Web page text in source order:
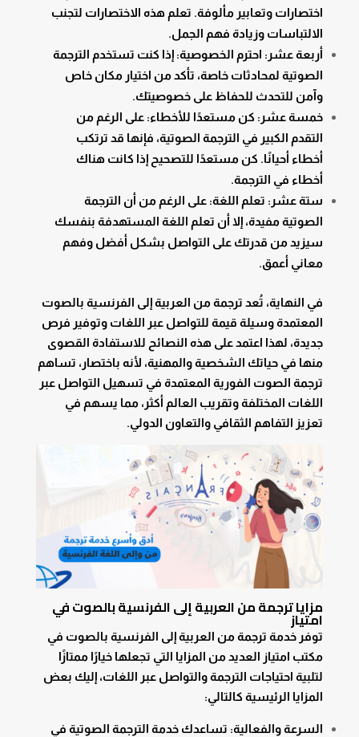
اختصارات وتعابير مألوفة. تعلم هذه الاختصارات لتجنب
الالتباسات وزيادة فهم الجمل.
أربعة عشر: احترم الخصوصية: إذا كنت تستخدم الترجمة
الصوتية لمحادثات خاصة، تأكد من اختيار مكان خاص
وآمن للتحدث للحفاظ على خصوصيتك.
خمسة عشر: كن مستعدًا للأخطاء: على الرغم من
التقدم الكبير في الترجمة الصوتية، فإنها قد ترتكب
أخطاء أحيانًا. كن مستعدًا للتصحيح إذا كانت هناك
أخطاء في الترجمة.
ستة عشر: تعلم اللغة: على الرغم من أن الترجمة
الصوتية مفيدة، إلا أن تعلم اللغة المستهدفة بنفسك
سيزيد من قدرتك على التواصل بشكل أفضل وفهم
معاني أعمق.
في النهاية، تُعد ترجمة من العربية إلى الفرنسية بالصوت
المعتمدة وسيلة قيمة للتواصل عبر اللغات وتوفير فرص
جديدة، لهذا اعتمد على هذه النصائح للاستفادة القصوى
منها في حياتك الشخصية والمهنية، لأنه باختصار، تساهم
ترجمة الصوت الفورية المعتمدة في تسهيل التواصل عبر
اللغات المختلفة وتقريب العالم أكثر، مما يسهم في
تعزيز التفاهم الثقافي والتعاون الدولي.
مزايا ترجمة من العربية إلى الفرنسية بالصوت في
امتياز
توفر خدمة ترجمة من العربية إلى الفرنسية بالصوت في
مكتب امتياز العديد من المزايا التي تجعلها خيارًا ممتازًا
لتلبية احتياجات الترجمة والتواصل عبر اللغات، إليك بعض
المزايا الرئيسية كالتالي:
السرعة والفعالية: تساعدك خدمة الترجمة الصوتية في